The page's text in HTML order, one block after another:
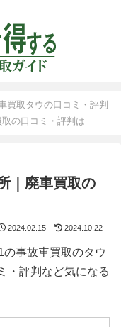
買取タウの口コミ・評判
の口コミ・評判は
｜廃車買取の
2024.02.15 2024.10.22
事故車買取のタウ
・評判など気になる